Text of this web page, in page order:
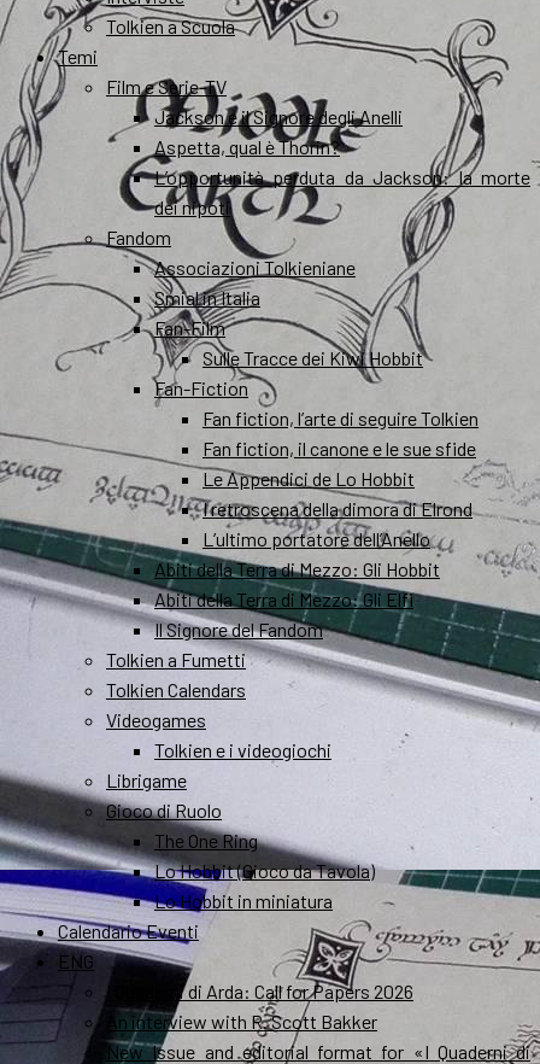
Tolkien a Scuola
Temi
Film e Serie-TV
Jackson e il Signore degli Anelli
Aspetta, qual è Thorin?
L’opportunità perduta da Jackson: la morte
dei nipoti
Fandom
Associazioni Tolkieniane
Smial in Italia
Fan-Film
Sulle Tracce dei Kiwi Hobbit
Fan-Fiction
Fan fiction, l’arte di seguire Tolkien
Fan fiction, il canone e le sue sfide
Le Appendici de Lo Hobbit
I retroscena della dimora di Elrond
L’ultimo portatore dell’Anello
Abiti della Terra di Mezzo: Gli Hobbit
Abiti della Terra di Mezzo: Gli Elfi
Il Signore del Fandom
Tolkien a Fumetti
Tolkien Calendars
Videogames
Tolkien e i videogiochi
Librigame
Gioco di Ruolo
The One Ring
Lo Hobbit (Gioco da Tavola)
Lo Hobbit in miniatura
Calendario Eventi
ENG
I Quaderni di Arda: Call for Papers 2026
An interview with R. Scott Bakker
New Issue and editorial format for «I Quaderni di